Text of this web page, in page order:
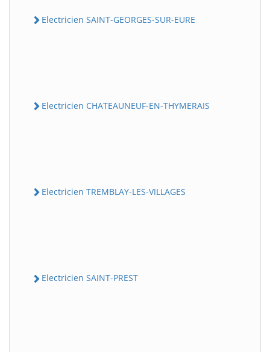
Electricien SAINT-GEORGES-SUR-EURE
Electricien CHATEAUNEUF-EN-THYMERAIS
Electricien TREMBLAY-LES-VILLAGES
Electricien SAINT-PREST